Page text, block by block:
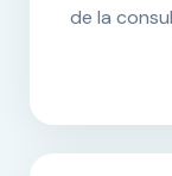
de la